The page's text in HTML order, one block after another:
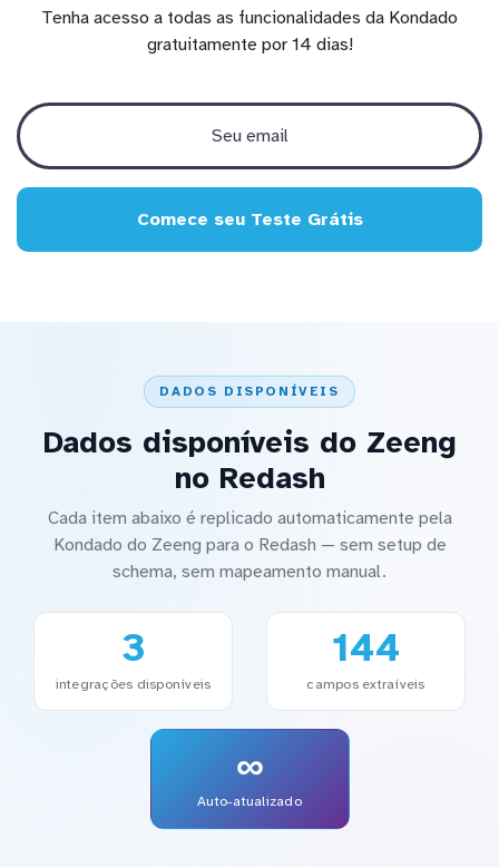
Tenha acesso a todas as funcionalidades da Kondado
gratuitamente por 14 dias!
Comece seu Teste Grátis
DADOS DISPONÍVEIS
Dados disponíveis do Zeeng
no Redash
Cada item abaixo é replicado automaticamente pela
Kondado do Zeeng para o Redash — sem setup de
schema, sem mapeamento manual.
3
integrações disponíveis
144
campos extraíveis
∞
Auto-atualizado